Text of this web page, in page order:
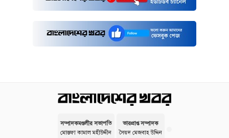
সম্পাদকমণ্ডলীর সভাপতি
মোস্তফা কামাল মহীউদ্দীন
ভারপ্রাপ্ত সম্পাদক
সৈয়দ মেজবাহ উদ্দিন